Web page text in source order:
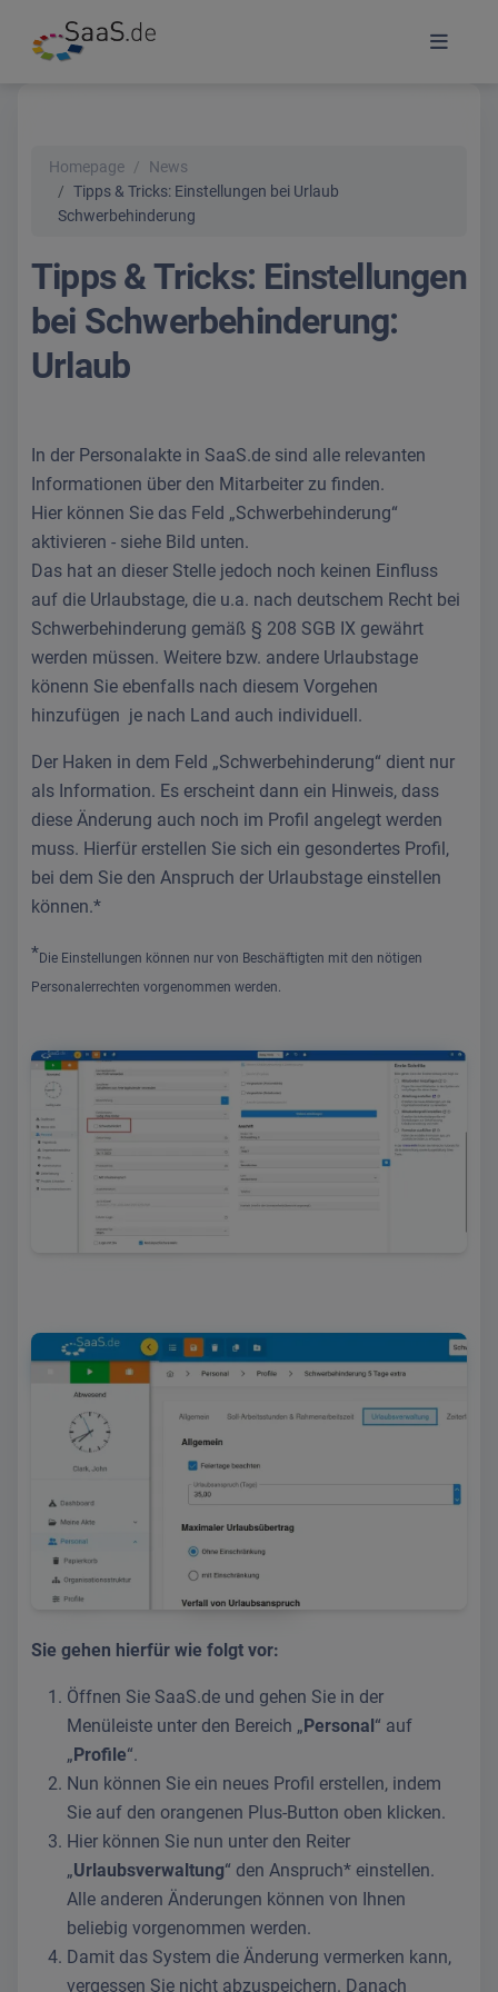
Homepage
News
Tipps & Tricks: Einstellungen bei Urlaub
Schwerbehinderung
Tipps & Tricks: Einstellungen
bei Schwerbehinderung:
Urlaub
In der Personalakte in SaaS.de sind alle relevanten
Informationen über den Mitarbeiter zu finden.
Hier können Sie das Feld „Schwerbehinderung“
aktivieren - siehe Bild unten.
Das hat an dieser Stelle jedoch noch keinen Einfluss
auf die Urlaubstage, die u.a. nach deutschem Recht bei
Schwerbehinderung gemäß § 208 SGB IX gewährt
werden müssen. Weitere bzw. andere Urlaubstage
könenn Sie ebenfalls nach diesem Vorgehen
hinzufügen je nach Land auch individuell.
Der Haken in dem Feld „Schwerbehinderung“ dient nur
als Information. Es erscheint dann ein Hinweis, dass
diese Änderung auch noch im Profil angelegt werden
muss. Hierfür erstellen Sie sich ein gesondertes Profil,
bei dem Sie den Anspruch der Urlaubstage einstellen
können.*
*Die Einstellungen können nur von Beschäftigten mit den nötigen
Personalerrechten vorgenommen werden.
Sie gehen hierfür wie folgt vor:
Öffnen Sie SaaS.de und gehen Sie in der
Menüleiste unter den Bereich „ Personal “ auf
„ Profile“.
Nun können Sie ein neues Profil erstellen, indem
Sie auf den orangenen Plus-Button oben klicken.
Hier können Sie nun unter den Reiter
„Urlaubsverwaltung“ den Anspruch* einstellen.
Alle anderen Änderungen können von Ihnen
beliebig vorgenommen werden.
Damit das System die Änderung vermerken kann,
vergessen Sie nicht abzuspeichern. Danach